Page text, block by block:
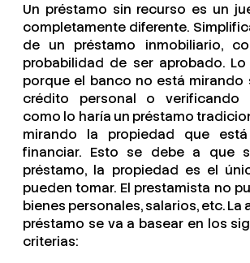
Un préstamo sin recurso es un
completamente diferente.
de un préstamo inmobiliario,
probabilidad de ser aprobado.
porque el banco no está mirando
crédito personal o verificando
como lo haría un préstamo
mirando la propiedad que
financiar. Esto se debe a que
préstamo, la propiedad es el
pueden tomar. El prestamista no
bienes personales, salarios, etc. La
préstamo se va a basear en los
criterias: